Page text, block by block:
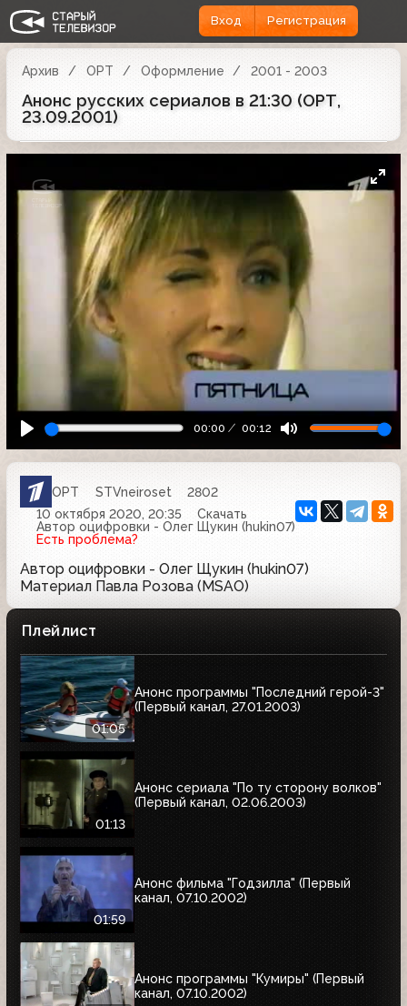
Вход Регистрация
Архив ОРТ Оформление 2001 - 2003
Анонс русских сериалов в 21:30 (ОРТ,
23.09.2001)
00:00 00:12
ОРТ STVneiroset
2802
10 октября 2020, 20:35
Скачать
Автор оцифровки - Олег Щукин (hukin07)
Есть проблема?
Автор оцифровки - Олег Щукин (hukin07)
Материал Павла Розова (MSAO)
Плейлист
01:05
Анонс программы "Последний герой-3"
(Первый канал, 27.01.2003)
01:13
Анонс сериала "По ту сторону волков"
(Первый канал, 02.06.2003)
01:59
Анонс фильма "Годзилла" (Первый
канал, 07.10.2002)
Анонс программы "Кумиры" (Первый
канал, 07.10.2002)